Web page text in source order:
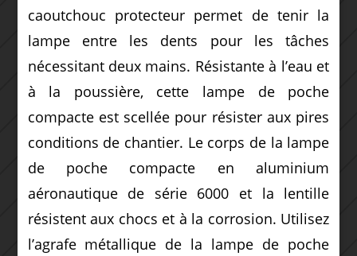
caoutchouc protecteur permet de tenir la
lampe entre les dents pour les tâches
nécessitant deux mains. Résistante à l’eau et
à la poussière, cette lampe de poche
compacte est scellée pour résister aux pires
conditions de chantier. Le corps de la lampe
de poche compacte en aluminium
aéronautique de série 6000 et la lentille
résistent aux chocs et à la corrosion. Utilisez
l’agrafe métallique de la lampe de poche